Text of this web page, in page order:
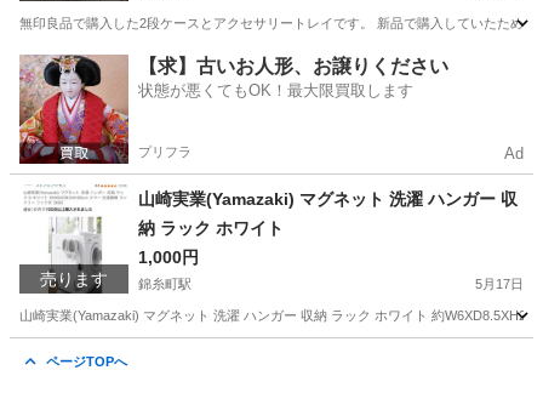
無印良品で購入した2段ケースとアクセサリートレイです。 新品で購入していたため
東京 墨田区 錦糸町駅 その他 無印良品
【求】古いお人形、お譲りください
状態が悪くてもOK！最大限買取します
プリフラ Ad
売ります
山崎実業(Yamazaki) マグネット 洗濯 ハンガー 収
納 ラック ホワイト
1,000円
錦糸町駅 5月17日
山崎実業(Yamazaki) マグネット 洗濯 ハンガー 収納 ラック ホワイト 約
ページTOPへ